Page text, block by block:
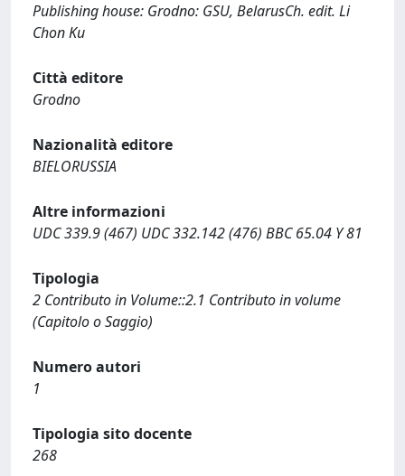
Publishing house: Grodno: GSU, BelarusCh. edit. Li
Chon Ku
Città editore
Grodno
Nazionalità editore
BIELORUSSIA
Altre informazioni
UDC 339.9 (467) UDC 332.142 (476) BBC 65.04 Y 81
Tipologia
2 Contributo in Volume::2.1 Contributo in volume
(Capitolo o Saggio)
Numero autori
1
Tipologia sito docente
268